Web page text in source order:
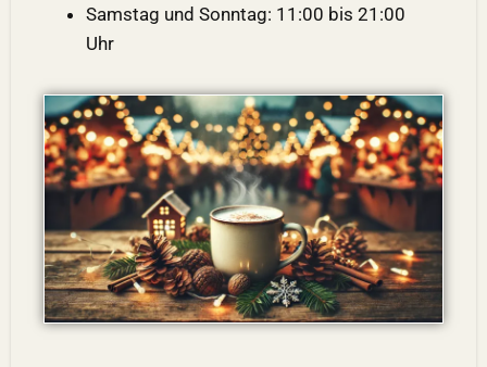
Samstag und Sonntag: 11:00 bis 21:00
Uhr